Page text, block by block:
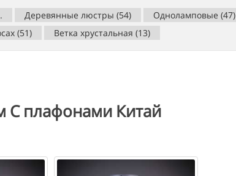
Деревянные люстры (54)
Одноламповые (47)
(51) Ветка хрустальная (13)
С плафонами Китай